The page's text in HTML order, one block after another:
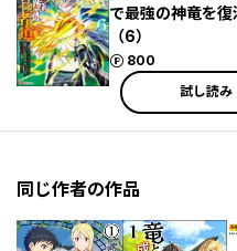
で最強の神竜を
（6）
800
ポイント
試し読み
同じ作者の作品